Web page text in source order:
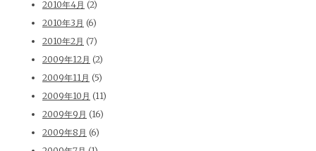
2010年4月 (2)
2010年3月 (6)
2010年2月 (7)
2009年12月 (2)
2009年11月 (5)
2009年10月 (11)
2009年9月 (16)
2009年8月 (6)